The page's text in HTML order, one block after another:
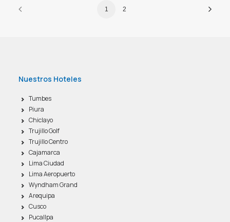
1 2
Nuestros Hoteles
Tumbes
Piura
Chiclayo
Trujillo Golf
Trujillo Centro
Cajamarca
Lima Ciudad
Lima Aeropuerto
Wyndham Grand
Arequipa
Cusco
Pucallpa